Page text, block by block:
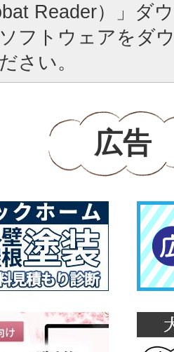
Reader）」ダ
フトウェアをダ
さい。
広告